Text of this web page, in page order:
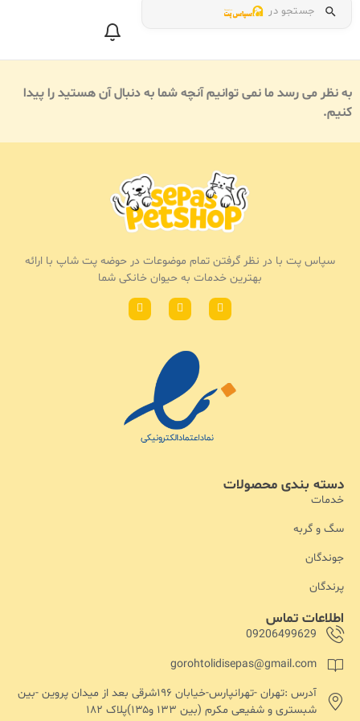
جستجو در
به نظر می رسد ما نمی توانیم آنچه شما به دنبال آن هستید را پیدا
کنیم.
اطلاعات تماس
09206499629
gorohtolidisepas@gmail.com
آدرس :تهران -تهرانپارس-خیابان ۱۹۶شرقی بعد از میدان پروین -بین
شبستری و شفیعی مکرم (بین ۱۳۳ و۱۳۵)پلاک ۱۸۲
دسته بندی محصولات
خدمات
سگ و گربه
جوندگان
پرندگان
سپاس پت با در نظر گرفتن تمام موضوعات در حوضه پت شاپ با ارائه
بهترین خدمات به حیوان خانکی شما